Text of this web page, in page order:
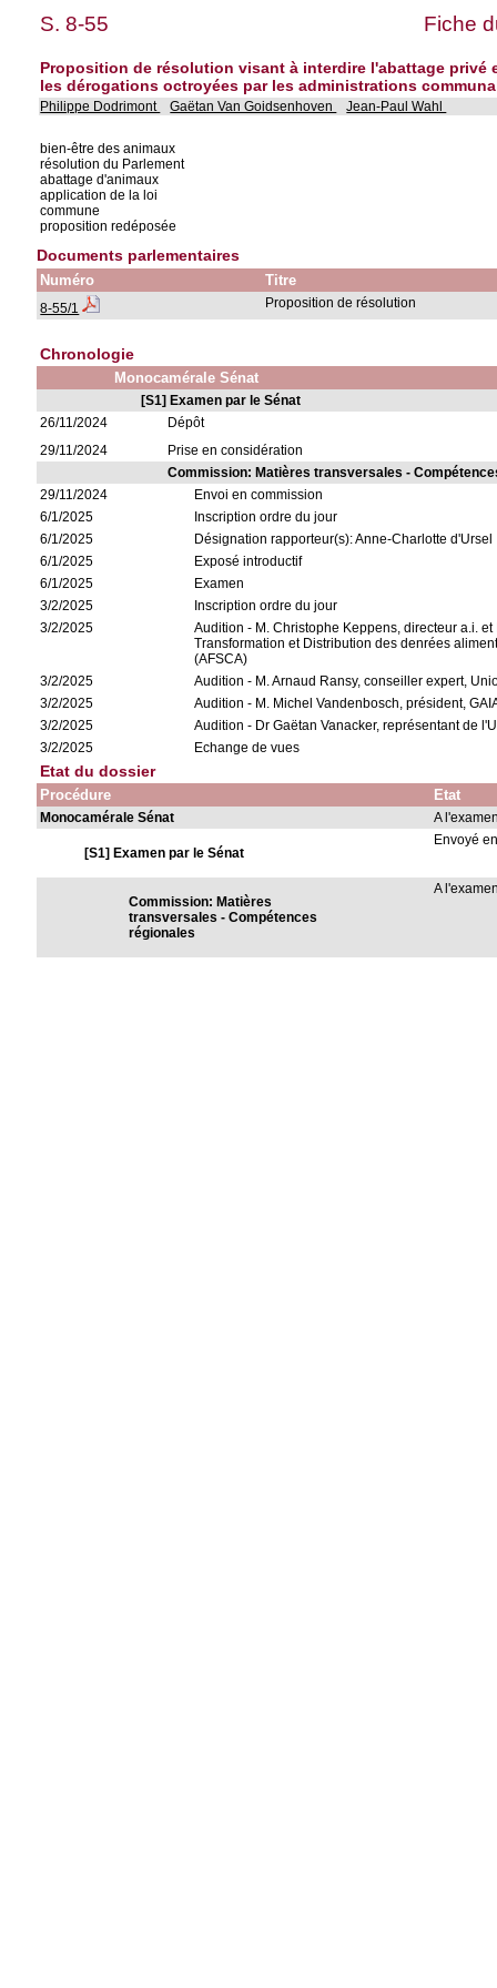
S. 8-55 Fiche
Proposition de résolution visant à interdire l'abattage
les dérogations octroyées par les administrations
Philippe Dodrimont Gaëtan Van Goidsenhoven Jean-Paul Wahl
bien-être des animaux
résolution du Parlement
abattage d'animaux
application de la loi
commune
proposition redéposée
Documents parlementaires
Numéro Titre
8-55/1 Proposition de résolution
Chronologie
Monocamérale Sénat
[S1] Examen par le Sénat
26/11/2024
Dépôt
29/11/2024
Prise en considération
Commission: Matières transversales -
29/11/2024
Envoi en commission
6/1/2025
Inscription ordre du jour
6/1/2025
Désignation rapporteur(s): Anne-Charlotte d'Ursel
6/1/2025
Exposé introductif
6/1/2025
Examen
3/2/2025
Inscription ordre du jour
3/2/2025
Audition - M. Christophe Keppens, directeur a.i.
Transformation et Distribution des denrées
(AFSCA)
3/2/2025
Audition - M. Arnaud Ransy, conseiller expert,
3/2/2025
Audition - M. Michel Vandenbosch, président,
3/2/2025
Audition - Dr Gaëtan Vanacker, représentant de
3/2/2025
Echange de vues
Etat du dossier
Procédure Etat
Monocamérale Sénat A
[S1] Examen par le Sénat
Envoyé
Commission: Matières
transversales - Compétences
régionales
A